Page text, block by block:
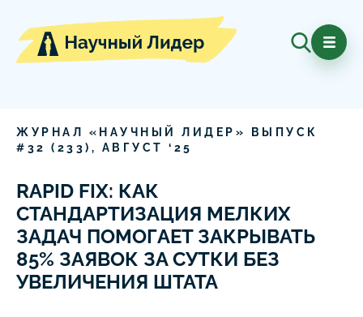
ЖУРНАЛ «НАУЧНЫЙ ЛИДЕР» ВЫПУСК
# 32 ( 233), АВГУСТ ‘ 25
RAPID FIX: КАК
СТАНДАРТИЗАЦИЯ МЕЛКИХ
ЗАДАЧ ПОМОГАЕТ ЗАКРЫВАТЬ
85% ЗАЯВОК ЗА СУТКИ БЕЗ
УВЕЛИЧЕНИЯ ШТАТА